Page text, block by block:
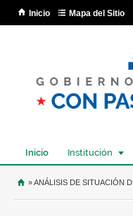
Inicio Mapa del Sitio
Inicio Institución
USTED SE
» ANÁLISIS DE SITUACIÓN